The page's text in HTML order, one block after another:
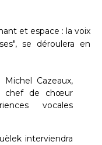
et espace : la voix
se déroulera en
Cazeaux,
chef de chœur
vocales
interviendra